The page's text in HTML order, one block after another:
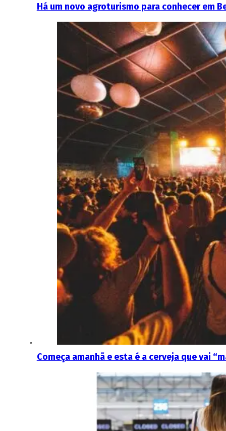
Há um novo agroturismo para conhecer em
Começa amanhã e esta é a cerveja que vai